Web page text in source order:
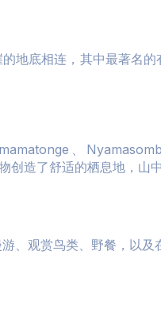
地底相连，其中最著
、
造了舒适的栖息地，山
、观赏鸟类、野餐，以及